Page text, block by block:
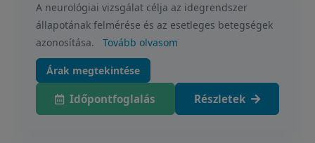
A neurológiai vizsgálat célja az idegrendszer
állapotának felmérése és az esetleges betegségek
azonosítása.
Tovább olvasom
Árak megtekintése
Időpontfoglalás Részletek